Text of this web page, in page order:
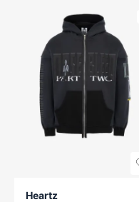
Heartz